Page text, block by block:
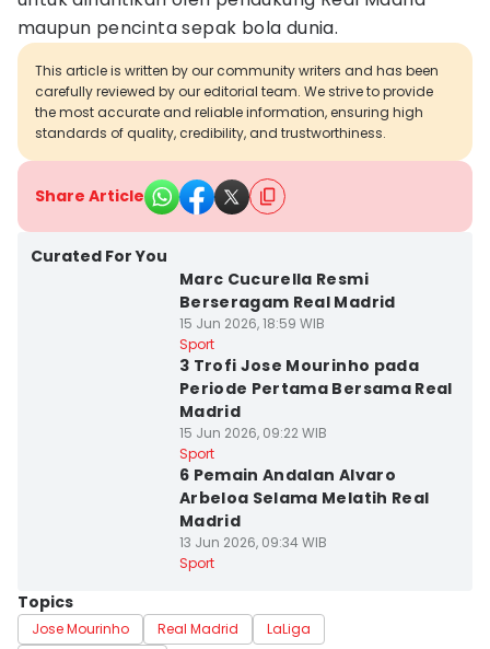
maupun pencinta sepak bola dunia.
This article is written by our community writers and has been
carefully reviewed by our editorial team. We strive to provide
the most accurate and reliable information, ensuring high
standards of quality, credibility, and trustworthiness.
Share Article
Curated For You
Marc Cucurella Resmi
Berseragam Real Madrid
15 Jun 2026, 18:59 WIB
Sport
3 Trofi Jose Mourinho pada
Periode Pertama Bersama Real
Madrid
15 Jun 2026, 09:22 WIB
Sport
6 Pemain Andalan Alvaro
Arbeloa Selama Melatih Real
Madrid
13 Jun 2026, 09:34 WIB
Sport
Topics
Jose Mourinho Real Madrid
LaLiga